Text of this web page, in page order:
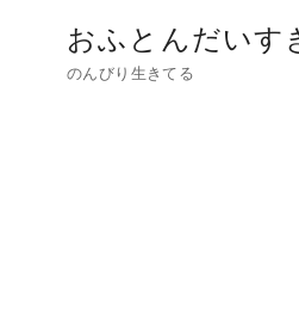
おふとんだいす
のんびり生きてる